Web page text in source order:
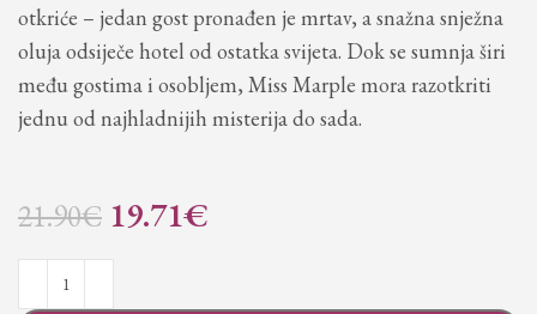
otkriće – jedan gost pronađen je mrtav, a snažna snježna
oluja odsiječe hotel od ostatka svijeta. Dok se sumnja širi
među gostima i osobljem, Miss Marple mora razotkriti
jednu od najhladnijih misterija do sada.
21.90€ 19.71€